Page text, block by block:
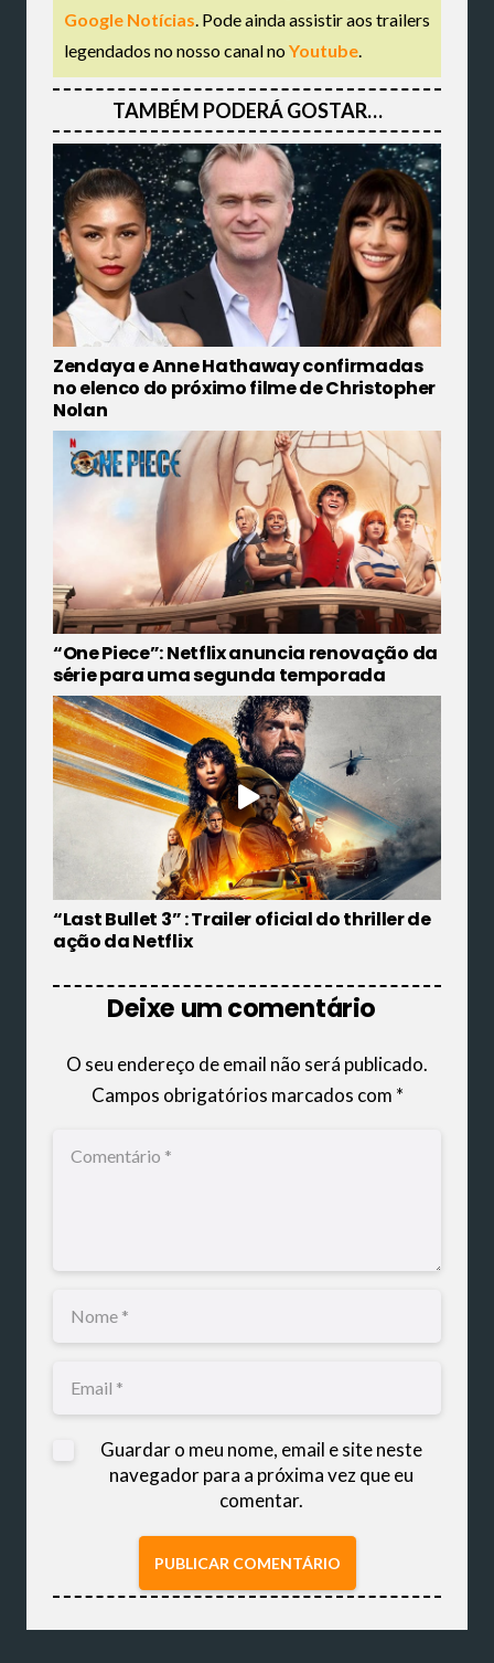
Google Notícias . Pode ainda assistir aos trailers
legendados no nosso canal noYoutube
TAMBÉM PODERÁ GOSTAR…
Zendaya e Anne Hathaway confirmadas
no elenco do próximo filme de Christopher
Nolan
“One Piece”: Netflix anuncia renovação da
série para uma segunda temporada
“Last Bullet 3” : Trailer oficial do thriller de
ação da Netflix
Deixe um comentário
O seu endereço de email não será publicado.
Campos obrigatórios marcados com *
Guardar o meu nome, email e site neste
navegador para a próxima vez que eu
comentar.
PUBLICAR COMENTÁRIO